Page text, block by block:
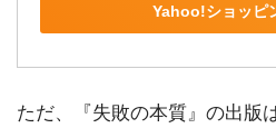
Yahoo!ショッピ
ただ、『失敗の本質』の出版